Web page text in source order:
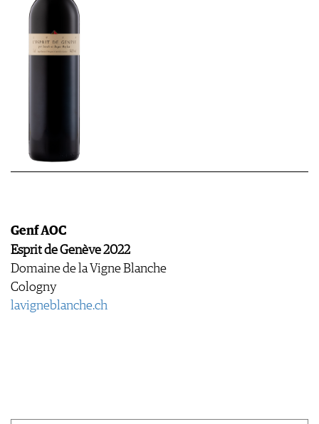
Genf AOC
Esprit de Genève 2022
Domaine de la Vigne Blanche
Cologny
lavigneblanche.ch